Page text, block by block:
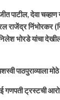
पाटील, देवा चव्हाण
निंभोरकर
भोरडे यांचा
पाठपुराव्याला
ट्रस्टची